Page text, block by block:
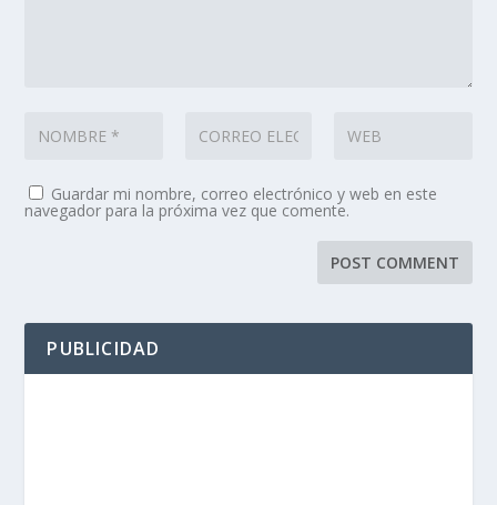
Guardar mi nombre, correo electrónico y web en este
navegador para la próxima vez que comente.
PUBLICIDAD